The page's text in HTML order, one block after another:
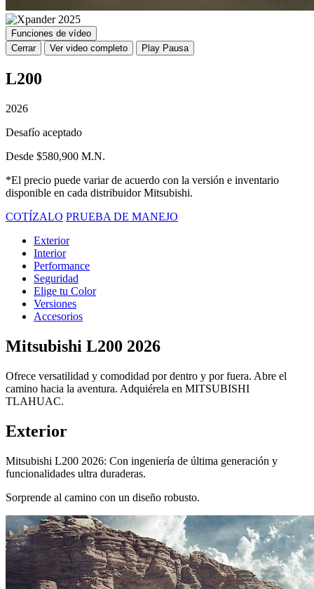
Funciones de vídeo
Cerrar
Ver video completo Play Pausa
L200
2026
Desafío aceptado
Desde $580,900 M.N.
*El precio puede variar de acuerdo con la versión e inventario
disponible en cada distribuidor Mitsubishi.
COTÍZALO PRUEBA DE MANEJO
Exterior
Interior
Performance
Seguridad
Elige tu Color
Versiones
Accesorios
Mitsubishi L200 2026
Ofrece versatilidad y comodidad por dentro y por fuera. Abre el
camino hacia la aventura. Adquiérela en MITSUBISHI
TLAHUAC.
Exterior
Mitsubishi L200 2026: Con ingeniería de última generación y
funcionalidades ultra duraderas.
Sorprende al camino con un diseño robusto.